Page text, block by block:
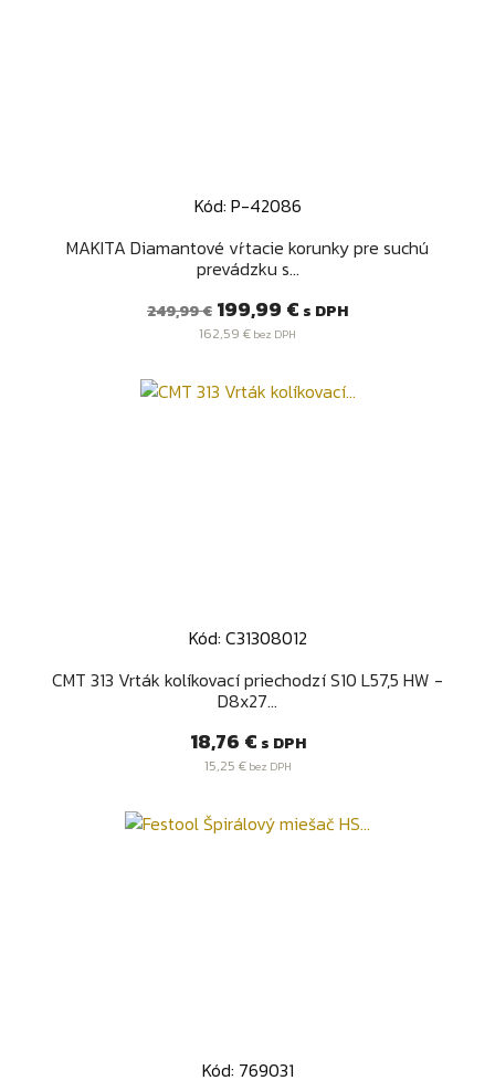
Kód: P-42086
MAKITA Diamantové vŕtacie korunky pre suchú
prevádzku s...
Bežná
249,99 € Cena
199,99 € s DPH
162,59 € bez DPH
Kód: C31308012
CMT 313 Vrták kolíkovací priechodzí S10 L57,5 HW -
D8x27...
Cena
18,76 € s DPH
15,25 €bez DPH
Kód: 769031